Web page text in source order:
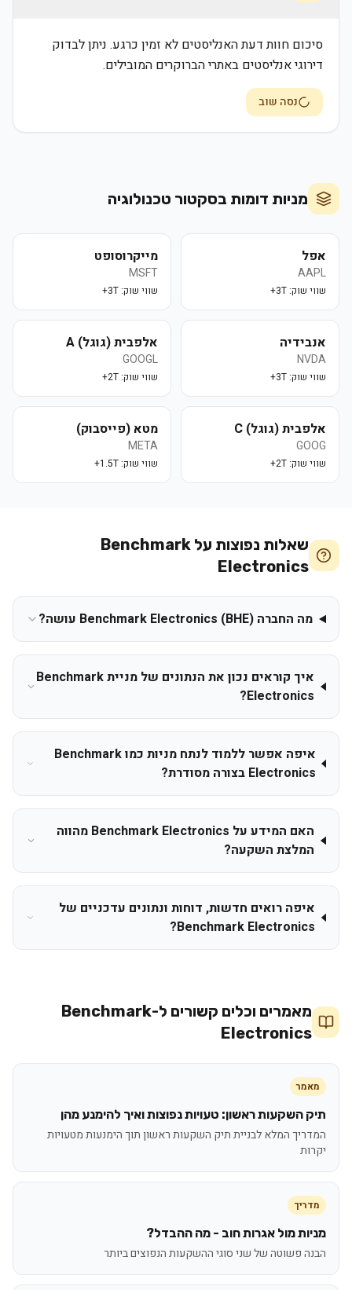
סיכום חוות דעת האנליסטים לא זמין כרגע. ניתן לבדוק
דירוגי אנליסטים באתרי הברוקרים המובילים.
נסה שוב
מניות דומות בסקטור טכנולוגיה
אפל
AAPL
שווי שוק: 3T+
מייקרוסופט
MSFT
שווי שוק: 3T+
אנבידיה
NVDA
שווי שוק: 3T+
אלפבית (גוגל) A
GOOGL
שווי שוק: 2T+
אלפבית (גוגל) C
GOOG
שווי שוק: 2T+
מטא (פייסבוק)
META
שווי שוק: 1.5T+
שאלות נפוצות עלBenchmark
Electronics
מה החברה Benchmark Electronics (BHE) עושה?
איך קוראים נכון את הנתונים של מניית Benchmark
Electronics?
איפה אפשר ללמוד לנתח מניות כמו Benchmark
Electronics בצורה מסודרת?
האם המידע על Benchmark Electronics מהווה
המלצת השקעה?
איפה רואים חדשות, דוחות ונתונים עדכניים של
Benchmark Electronics?
מאמרים וכלים קשורים ל-Benchmark
Electronics
מאמר
תיק השקעות ראשון: טעויות נפוצות ואיך להימנע מהן
המדריך המלא לבניית תיק השקעות ראשון תוך הימנעות מטעויות
יקרות
מדריך
מניות מול אגרות חוב - מה ההבדל?
הבנה פשוטה של שני סוגי ההשקעות הנפוצים ביותר